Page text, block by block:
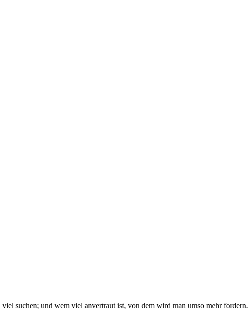
suchen; und wem viel anvertraut ist, von dem wird man umso mehr fordern.